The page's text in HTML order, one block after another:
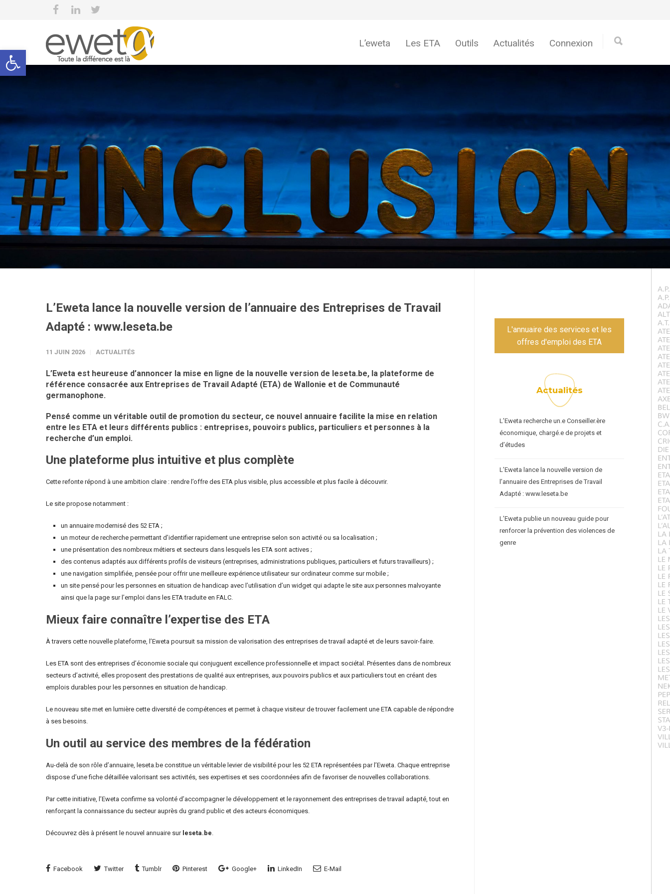
Open toolbar
L’eweta Les ETA Outils Actualités Connexion
eweta
L’Eweta lance la nouvelle version de l’annuaire des Entreprises de Travail
Adapté : www.leseta.be
11 JUIN 2026 ACTUALITÉS
L’Eweta est heureuse d’annoncer la mise en ligne de la nouvelle version de leseta.be, la plateforme de
référence consacrée aux Entreprises de Travail Adapté (ETA) de Wallonie et de Communauté
germanophone.
Pensé comme un véritable outil de promotion du secteur, ce nouvel annuaire facilite la mise en relation
entre les ETA et leurs différents publics : entreprises, pouvoirs publics, particuliers et personnes à la
recherche d’un emploi.
Une plateforme plus intuitive et plus complète
Cette refonte répond à une ambition claire : rendre l’offre des ETA plus visible, plus accessible et plus facile à découvrir.
Le site propose notamment :
un annuaire modernisé des 52 ETA ;
un moteur de recherche permettant d’identifier rapidement une entreprise selon son activité ou sa localisation ;
une présentation des nombreux métiers et secteurs dans lesquels les ETA sont actives ;
des contenus adaptés aux différents profils de visiteurs (entreprises, administrations publiques, particuliers et futurs travailleurs) ;
une navigation simplifiée, pensée pour offrir une meilleure expérience utilisateur sur ordinateur comme sur mobile ;
un site pensé pour les personnes en situation de handicap avec l’utilisation d’un widget qui adapte le site aux personnes malvoyante
ainsi que la page sur l’emploi dans les ETA traduite en FALC.
Mieux faire connaître l’expertise des ETA
À travers cette nouvelle plateforme, l’Eweta poursuit sa mission de valorisation des entreprises de travail adapté et de leurs savoir-faire.
Les ETA sont des entreprises d’économie sociale qui conjuguent excellence professionnelle et impact sociétal. Présentes dans de nombreux
secteurs d’activité, elles proposent des prestations de qualité aux entreprises, aux pouvoirs publics et aux particuliers tout en créant des
emplois durables pour les personnes en situation de handicap.
Le nouveau site met en lumière cette diversité de compétences et permet à chaque visiteur de trouver facilement une ETA capable de répondre
à ses besoins.
Un outil au service des membres de la fédération
Au-delà de son rôle d’annuaire, leseta.be constitue un véritable levier de visibilité pour les 52 ETA représentées par l’Eweta. Chaque entreprise
dispose d’une fiche détaillée valorisant ses activités, ses expertises et ses coordonnées afin de favoriser de nouvelles collaborations.
Par cette initiative, l’Eweta confirme sa volonté d’accompagner le développement et le rayonnement des entreprises de travail adapté, tout en
renforçant la connaissance du secteur auprès du grand public et des acteurs économiques.
Découvrez dès à présent le nouvel annuaire sur leseta.be.
Facebook Twitter Tumblr Pinterest Google+ LinkedIn E-Mail
L'annuaire des services et les
offres d'emploi des ETA
Actualités
L’Eweta recherche un.e Conseiller.ère
économique, chargé.e de projets et
d’études
L’Eweta lance la nouvelle version de
l’annuaire des Entreprises de Travail
Adapté : www.leseta.be
L’Eweta publie un nouveau guide pour
renforcer la prévention des violences de
genre